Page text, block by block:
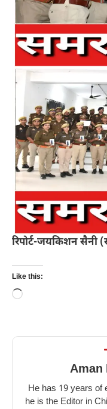
रिपोर्ट-जयकिशन सैनी
Like this:
Loading…
Aman
He has 19 years of
he is the Editor in